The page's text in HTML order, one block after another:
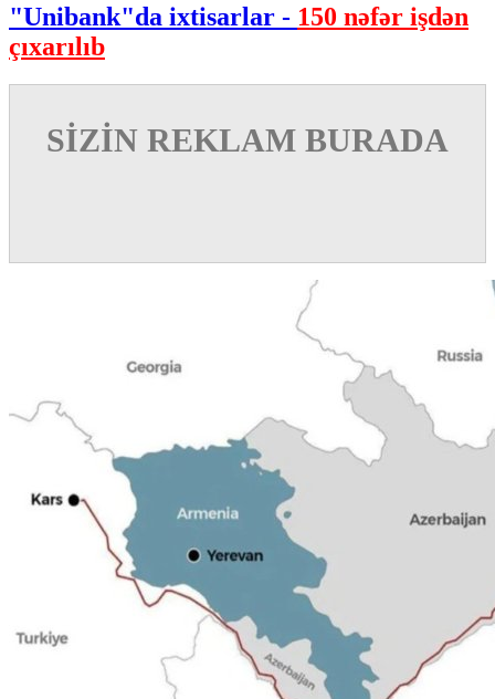
"Unibank"da ixtisarlar - 150 nəfər işdən
çıxarılıb
SİZİN REKLAM BURADA